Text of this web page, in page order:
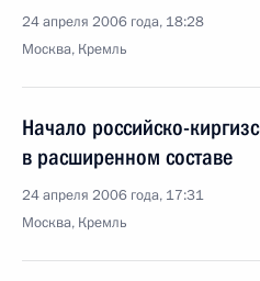
24 апреля 2006 года, 18:28
Москва, Кремль
Начало российско-
в расширенном составе
24 апреля 2006 года, 17:31
Москва, Кремль